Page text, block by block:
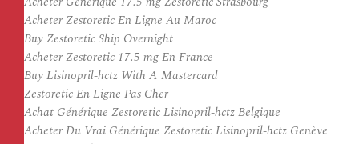
Acheter Zestoretic En Ligne Au Maroc
Buy Zestoretic Ship Overnight
Acheter Zestoretic 17.5 mg En France
Buy Lisinopril-hctz With A Mastercard
Zestoretic En Ligne Pas Cher
Achat Générique Zestoretic Lisinopril-hctz Belgique
Acheter Du Vrai Générique Zestoretic Lisinopril-hctz Genève